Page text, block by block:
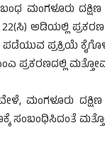
ಮಂಗಳೂರು
ಅಡಿಯಲ್ಲಿ
ಪಡೆಯುವ ಪ್ರಕ್ರಿಯೆ
ಪ್ರಕರಣದಲ್ಲಿ
ಮಂಗಳೂರು
ಸಂಬಂಧಿಸಿದಂತೆ